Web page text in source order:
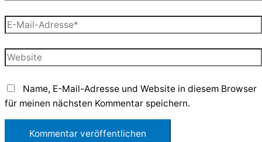
E-
Mail-
Adresse*
Website
Name, E-Mail-Adresse und Website in diesem Browser
für meinen nächsten Kommentar speichern.